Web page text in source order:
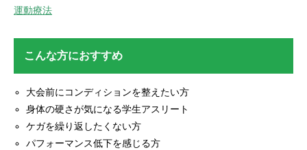
運動療法
こんな方におすすめ
大会前にコンディションを整えたい方
身体の硬さが気になる学生アスリート
ケガを繰り返したくない方
パフォーマンス低下を感じる方